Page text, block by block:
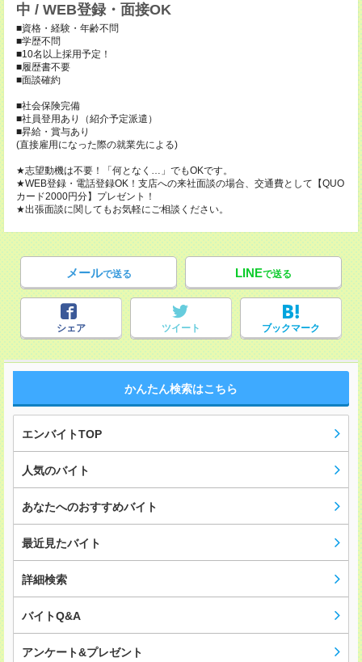
中 / WEB登録・面接OK
■資格・経験・年齢不問
■学歴不問
■10名以上採用予定！
■履歴書不要
■面談確約
■社会保険完備
■社員登用あり（紹介予定派遣）
■昇給・賞与あり
(直接雇用になった際の就業先による)
★志望動機は不要！「何となく…」でもOKです。
★WEB登録・電話登録OK！支店への来社面談の場合、交通費として【QUO
カード2000円分】プレゼント！
★出張面談に関してもお気軽にご相談ください。
メールで送る LINEで送る
シェア ツイート ブックマーク
かんたん検索はこちら
エンバイトTOP
人気のバイト
あなたへのおすすめバイト
最近見たバイト
詳細検索
バイトQ&A
アンケート&プレゼント